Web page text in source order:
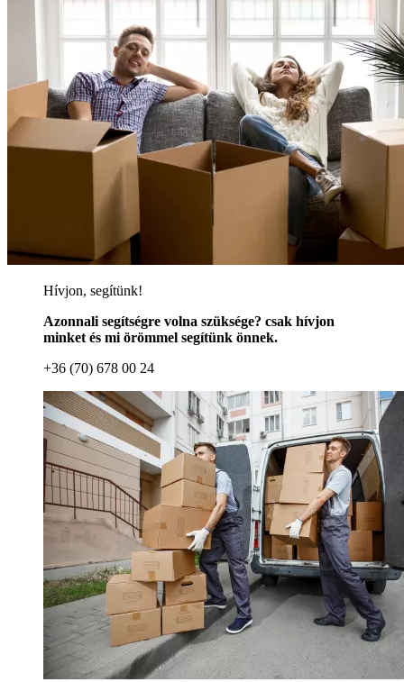
Hívjon, segítünk!
Azonnali segítségre volna szüksége? csak hívjon
minket és mi örömmel segítünk önnek.
+36 (70) 678 00 24